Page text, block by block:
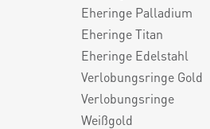
Eheringe Palladium
Eheringe Titan
Eheringe Edelstahl
Verlobungsringe Gold
Verlobungsringe
Weißgold